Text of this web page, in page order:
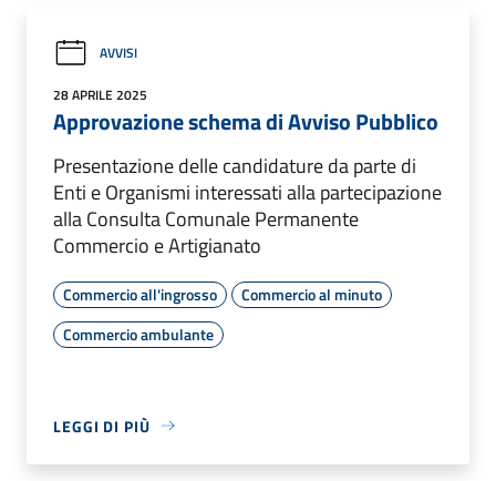
AVVISI
28 APRILE 2025
Approvazione schema di Avviso Pubblico
Presentazione delle candidature da parte di
Enti e Organismi interessati alla partecipazione
alla Consulta Comunale Permanente
Commercio e Artigianato
Commercio all'ingrosso
Commercio al minuto
Commercio ambulante
LEGGI DI PIÙ